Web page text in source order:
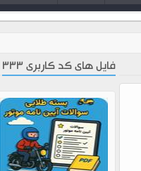
فایل های کد کاربری 333